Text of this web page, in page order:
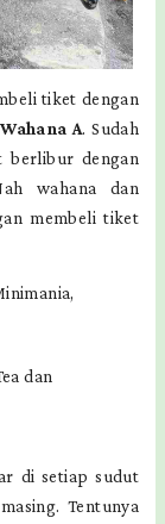
tiket dengan
A. Sudah
berlibur dengan
wahana dan
membeli tiket
dan
di setiap sudut
Tentunya